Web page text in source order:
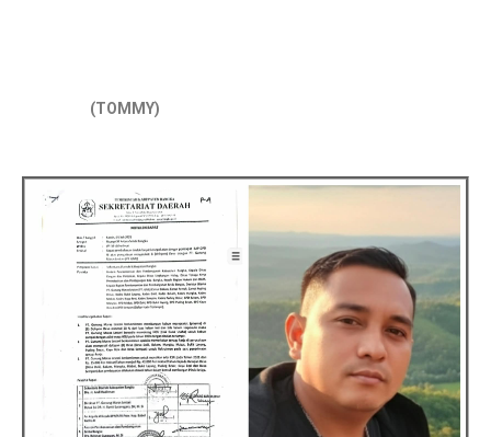
(TOMMY)